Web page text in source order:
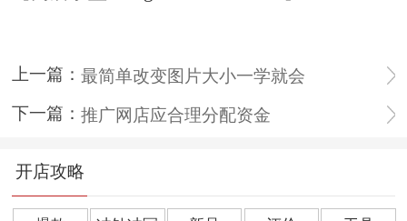
上一篇：最简单改变图片大小一学就会
下一篇：推广网店应合理分配资金
开店攻略